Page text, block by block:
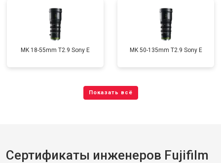
MK 18-55mm T2.9 Sony E MK 50-135mm T2.9 Sony E
Сертификаты инженеров Fujifilm